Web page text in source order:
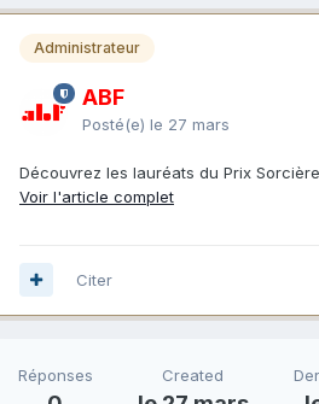
Administrateur
ABF
Posté(e) le 27 mars
Découvrez les lauréats du Prix
Voir l'article complet
Citer
Réponses Created